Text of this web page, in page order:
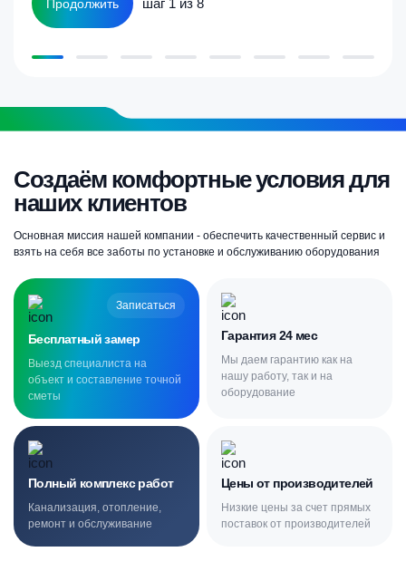
Продолжить
Создаём комфортные условия для
наших клиентов
Основная миссия нашей компании - обеспечить качественный сервис и
взять на себя все заботы по установке и обслуживанию оборудования
Записаться
Бесплатный замер
Выезд специалиста на
объект и составление точной
сметы
Гарантия 24 мес
Мы даем гарантию как на
нашу работу, так и на
оборудование
Полный комплекс работ
Канализация, отопление,
ремонт и обслуживание
Цены от производителей
Низкие цены за счет прямых
поставок от производителей